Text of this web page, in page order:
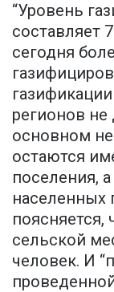
“Уровень
составляет
сегодня
регионов не
основном
остаются
поселения,
населенных
поясняется,
сельской
человек. И